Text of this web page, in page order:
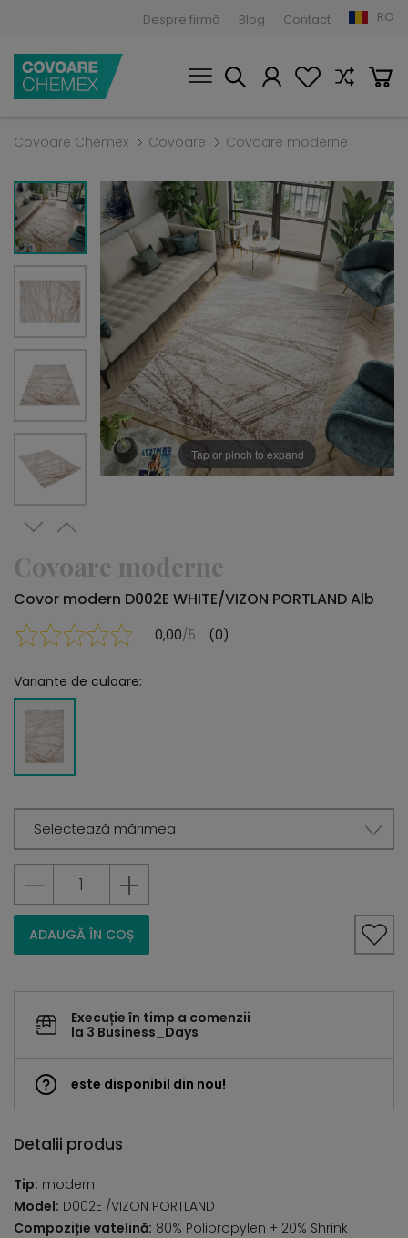
Despre firmă Blog Contact RO
Covoare Chemex Covoare Covoare moderne
Tap or pinch to expand
Covoare moderne
Covor modern D002E WHITE/VIZON PORTLAND Alb
0,00/5 (0)
Variante de culoare:
Selectează mărimea
ADAUGĂ ÎN COȘ
Execuție în timp a comenzii
la 3 Business_Days
este disponibil din nou!
Detalii produs
Tip: modern
Model: D002E /VIZON PORTLAND
Compoziție vatelină: 80% Polipropylen + 20% Shrink